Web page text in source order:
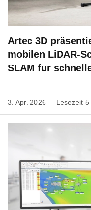
Artec 3D
mobilen LiDAR-
SLAM für
3. Apr. 2026 Lesezeit 5